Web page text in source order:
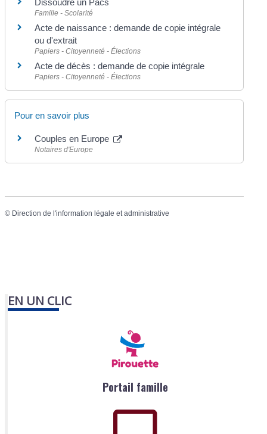
Famille - Scolarité
Acte de naissance : demande de copie intégrale
ou d'extrait
Papiers - Citoyenneté - Élections
Acte de décès : demande de copie intégrale
Papiers - Citoyenneté - Élections
Pour en savoir plus
Couples en Europe
Notaires d'Europe
© Direction de l'information légale et administrative
EN UN CLIC
Portail famille